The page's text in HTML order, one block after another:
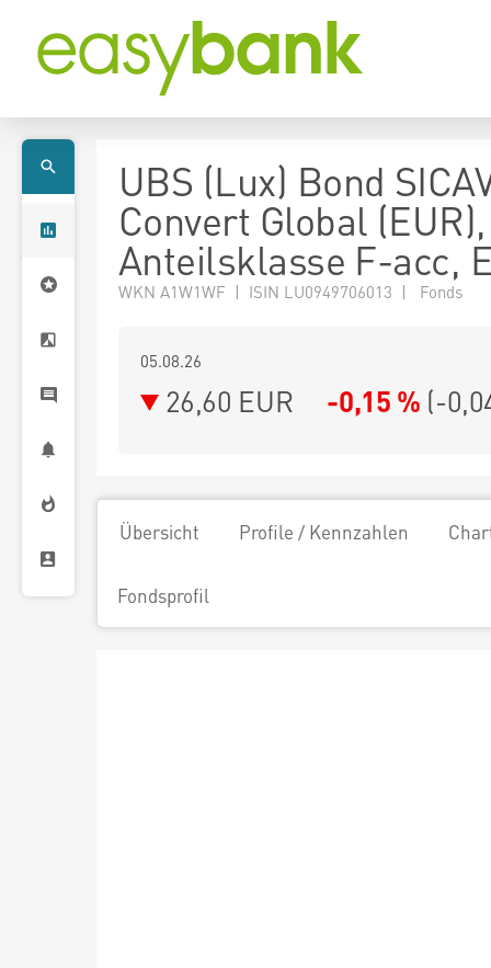
UBS (Lux) Bond
Convert Global (EUR),
Anteilsklasse F-acc,
WKN A1W1WF | ISIN LU0949706013 | Fonds
05.08.26
26,60 EUR -0,15 % (-
Übersicht Profile / Kennzahlen
Fondsprofil